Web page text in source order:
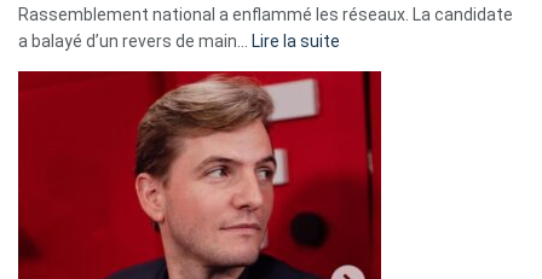
Rassemblement national a enflammé les réseaux. La candidate
a balayé d’un revers de main…
Lire la suite
d’alliance
secrète